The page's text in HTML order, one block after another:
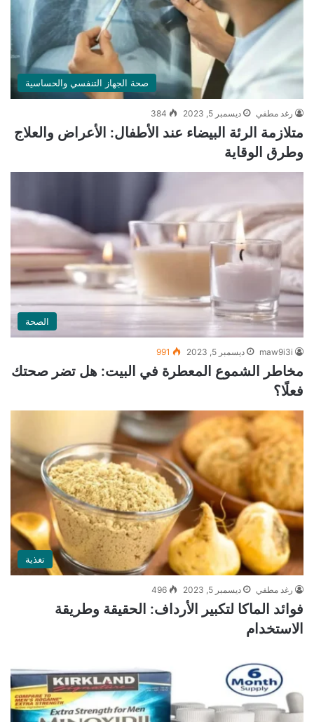
صحة الجهاز التنفسي والحساسية
رغد مطفي ديسمبر 5, 2023 384
متلازمة الرئة البيضاء عند الأطفال: الأعراض والعلاج
وطرق الوقاية
الصحة
maw9i3i ديسمبر 5, 2023 991
مخاطر الشموع المعطرة في البيت: هل تضر صحتك
فعلًا؟
تغذية
رغد مطفي ديسمبر 5, 2023 496
فوائد الماكا لتكبير الأرداف: الحقيقة وطريقة
الاستخدام